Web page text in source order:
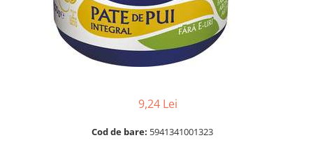
9,24 Lei
Cod de bare: 5941341001323